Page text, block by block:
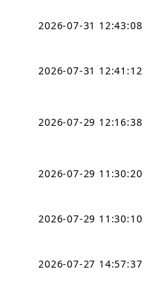
2026-07-31 12:43:08
2026-07-31 12:41:12
2026-07-29 12:16:38
2026-07-29 11:30:20
2026-07-29 11:30:10
2026-07-27 14:57:37